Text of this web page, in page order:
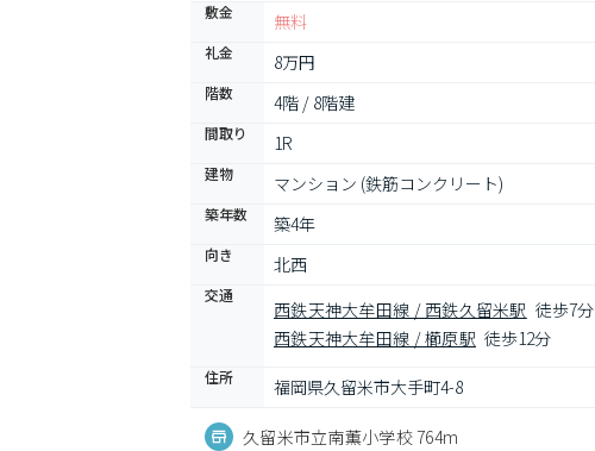
敷金 無料
礼金 8万円
階数 4階 / 8階建
間取り 1R
建物 マンション (鉄筋コンクリート)
築年数 築4年
向き 北西
交通
西鉄天神大牟田線 / 西鉄久留米駅 徒歩7分
西鉄天神大牟田線 / 櫛原駅 徒歩12分
住所 福岡県久留米市大手町4-8
久留米市立南薫小学校 764m